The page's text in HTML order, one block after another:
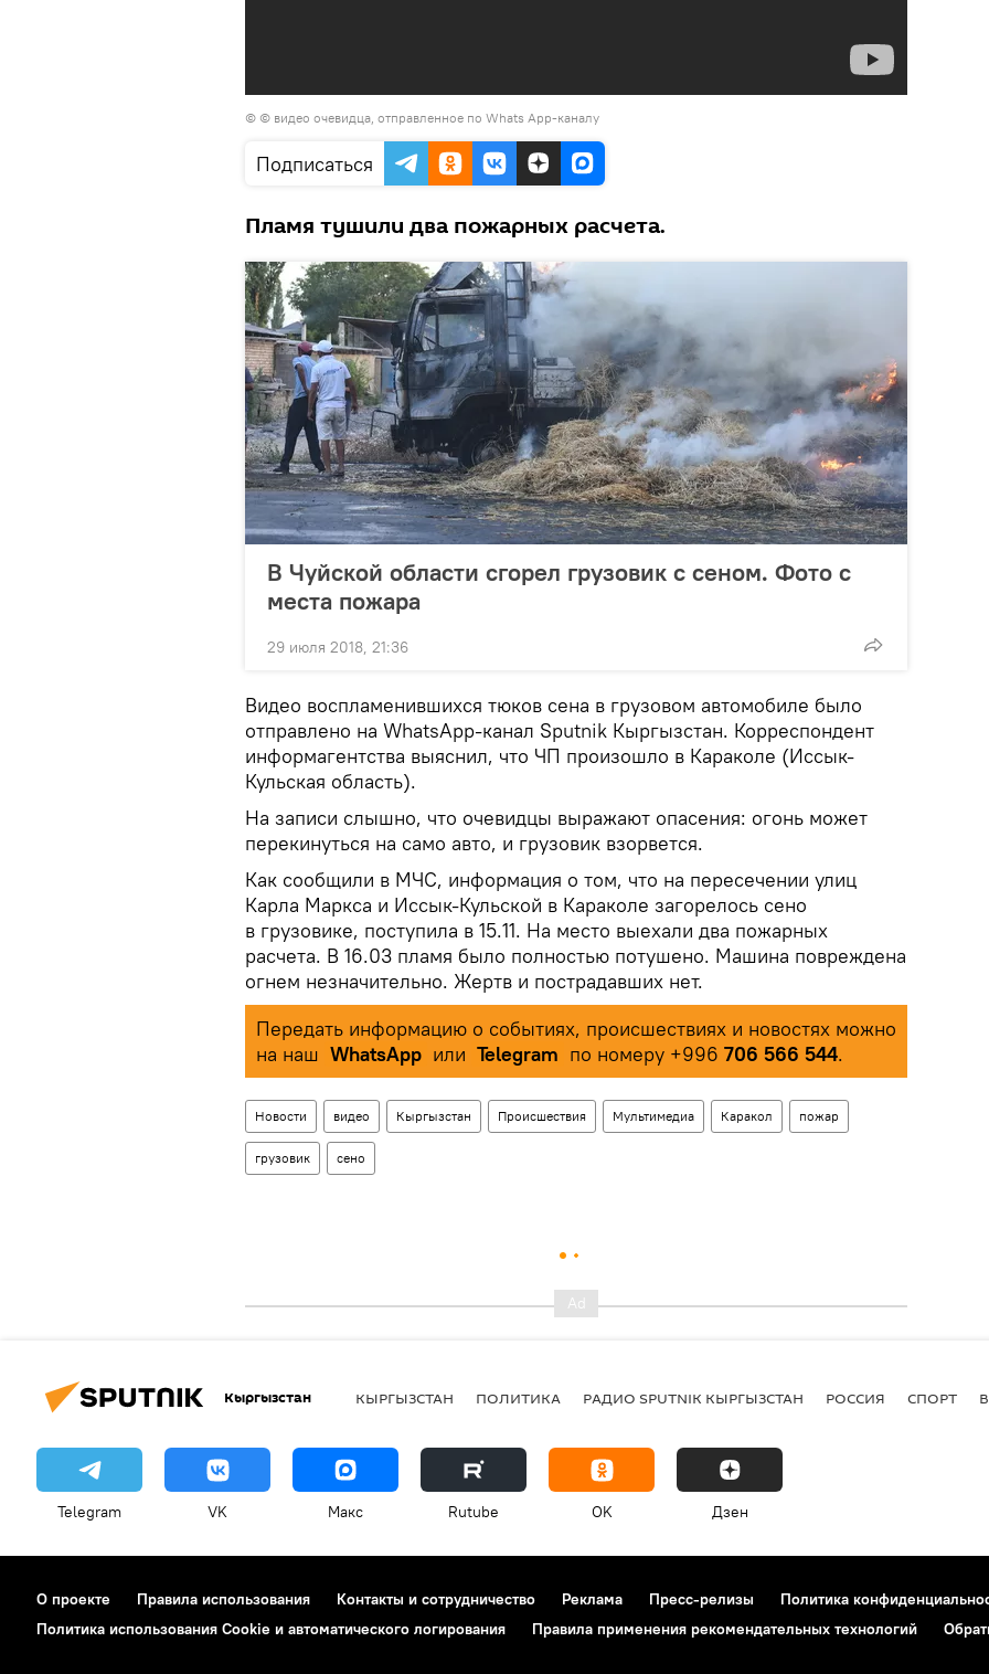
© © видео очевидца, отправленное по Whats App-каналу
Подписаться
Пламя тушили два пожарных расчета.
В Чуйской области сгорел грузовик с сеном. Фото с
места пожара
29 июля 2018, 21:36
Видео воспламенившихся тюков сена в грузовом автомобиле было
отправлено на WhatsApp-канал Sputnik Кыргызстан. Корреспондент
информагентства выяснил, что ЧП произошло в Караколе (Иссык-
Кульская область).
На записи слышно, что очевидцы выражают опасения: огонь может
перекинуться на само авто, и грузовик взорвется.
Как сообщили в МЧС, информация о том, что на пересечении улиц
Карла Маркса и Иссык-Кульской в Караколе загорелось сено
в грузовике, поступила в 15.11. На место выехали два пожарных
расчета. В 16.03 пламя было полностью потушено. Машина повреждена
огнем незначительно. Жертв и пострадавших нет.
Передать информацию о событиях, происшествиях и новостях можно
на наш WhatsApp или Telegram по номеру +996 706 566 544.
Новости видео Кыргызстан Происшествия Мультимедиа Каракол пожар
грузовик сено
Кыргызстан КЫРГЫЗСТАН ПОЛИТИКА РАДИО SPUTNIK КЫРГЫЗСТАН РОССИЯ СПОРТ
Telegram VK Макс Rutube OK Дзен
О проекте Правила использования Контакты и сотрудничество Реклама Пресс-релизы
Политика
Политика использования Cookie и автоматического логирования
Правила применения рекомендательных технологий